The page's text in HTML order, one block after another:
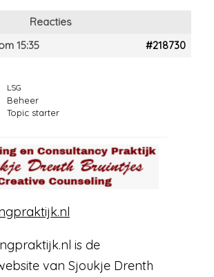
Reacties
15:35
#218730
LSG
Beheer
Topic starter
is de
van Sjoukje Drenth